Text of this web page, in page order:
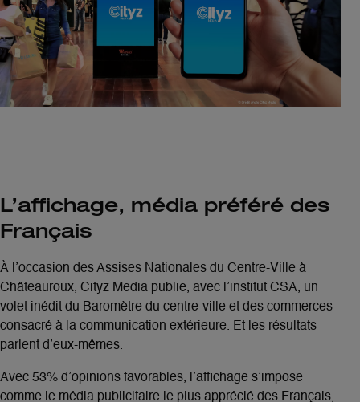
L’affichage, média préféré des
Français
À l’occasion desAssises Nationales du Centre-Ville à
Châteauroux, Cityz Media publie, avec l’institut CSA, un
volet inédit du Baromètre du centre-ville et des commerces
consacré à la communication extérieure. Et les résultats
parlent d’eux-mêmes.
Avec 53% d’opinions favorables, l’affichage s’impose
comme le média publicitaire le plus apprécié des Français,